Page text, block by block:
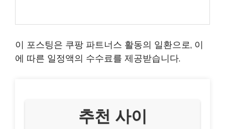
이 포스팅은 쿠팡 파트너스 활동의 일환으로, 이
에 따른 일정액의 수수료를 제공받습니다.
추천 사이